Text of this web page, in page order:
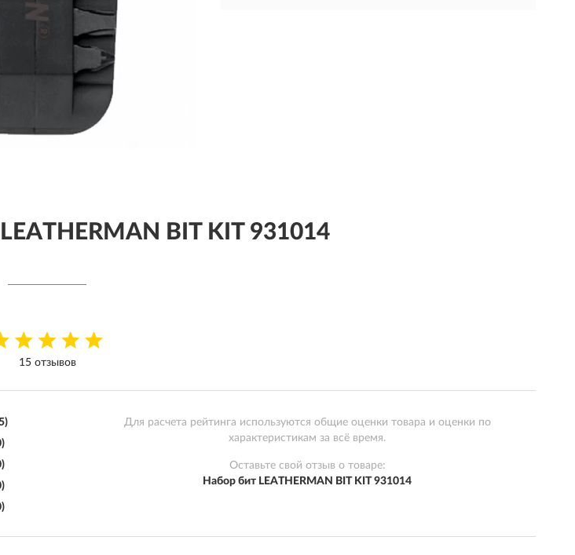
BIT KIT 931014
15 отзывов
Для расчета рейтинга используются общие оценки товара и оценки по
характеристикам за всё время.
Оставьте свой отзыв о товаре:
Набор бит LEATHERMAN BIT KIT 931014